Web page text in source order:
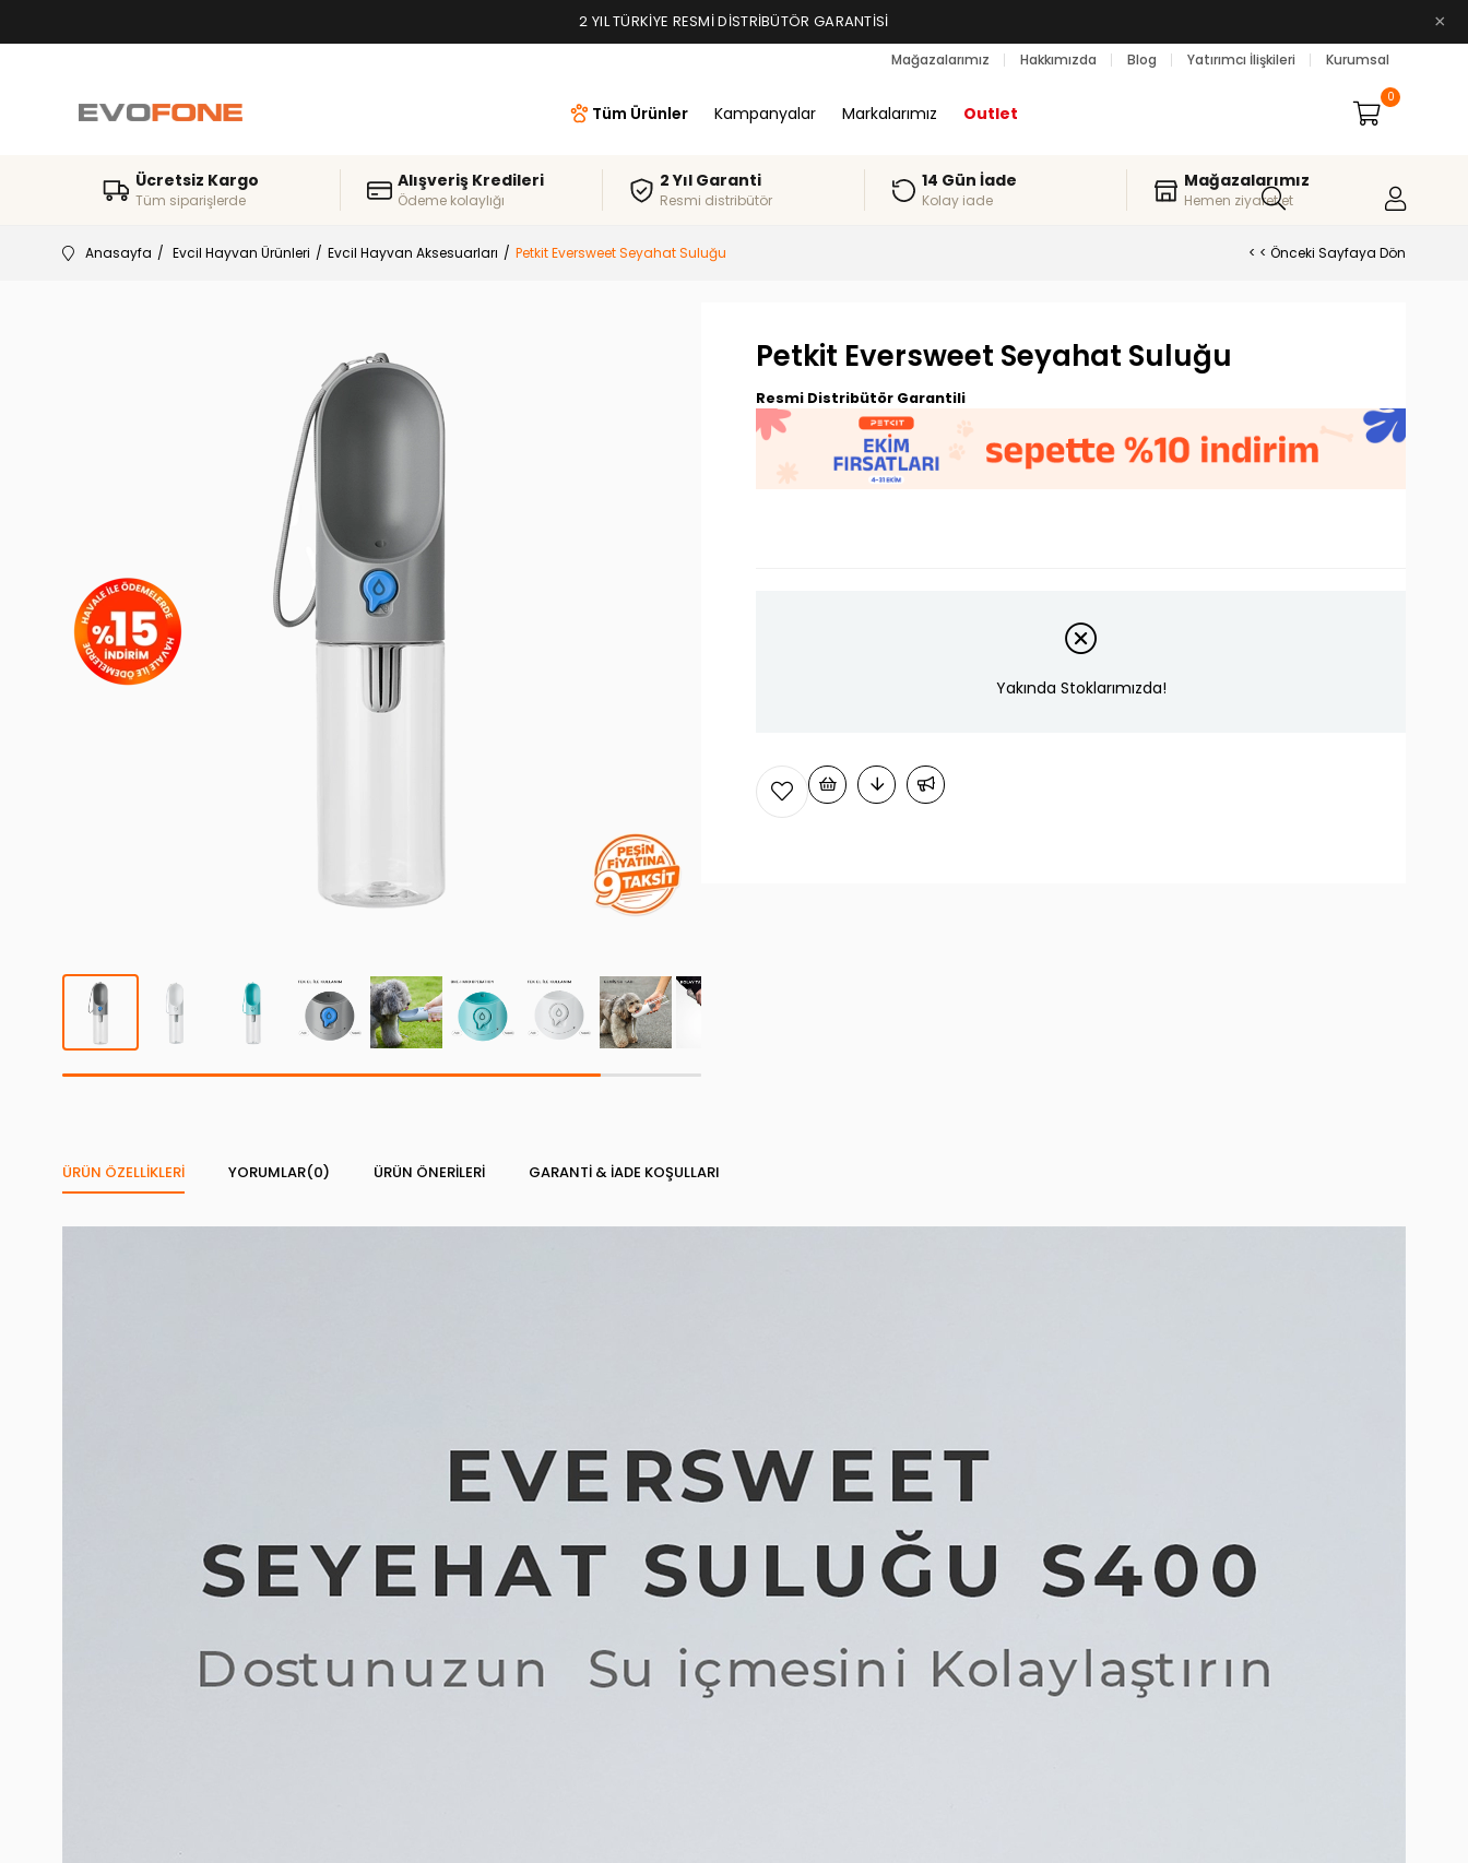
2 YIL TÜRKIYE RESMI DISTRIBÜTÖR GARANTISI
TAKSIT İMKANLARI, ALIŞVERIŞ KREDILERI ×
Mağazalarımız Hakkımızda Blog Yatırımcı İlişkileri Kurumsal
Tüm Ürünler Kampanyalar Markalarımız Outlet
0
Ücretsiz Kargo
Tüm siparişlerde
Alışveriş Kredileri
Ödeme kolaylığı
2 Yıl Garanti
Resmi distribütör
14 Gün İade
Kolay iade
Mağazalarımız
Hemen ziyaret et
Anasayfa Evcil Hayvan Ürünleri Evcil Hayvan Aksesuarları Petkit Eversweet Seyahat Suluğu < < Önceki Sayfaya Dön
Petkit Eversweet Seyahat Suluğu
Resmi Distribütör Garantili
Yakında Stoklarımızda!
ÜRÜN ÖZELLIKLERI YORUMLAR(0) ÜRÜN ÖNERILERI GARANTI & İADE KOŞULLARI